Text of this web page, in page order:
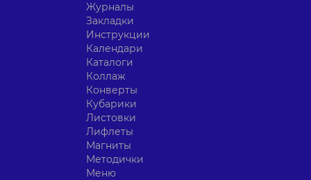
Журналы
Закладки
Инструкции
Календари
Каталоги
Коллаж
Конверты
Кубарики
Листовки
Лифлеты
Магниты
Методички
Меню